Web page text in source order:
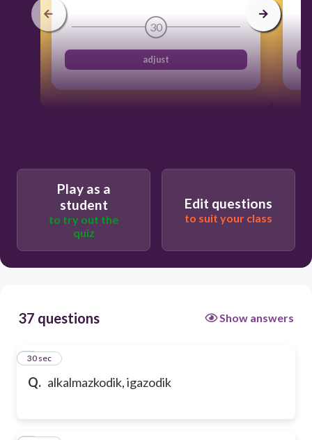
30
adjust
Play as a
student
to try out the
quiz
Edit questions
to suit your class
37 questions Show answers
Q. alkalmazkodik, igazodik
1
30 sec